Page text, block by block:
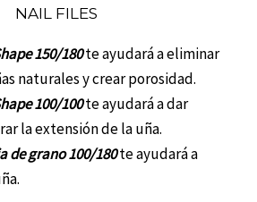
NAIL FILES
150/180te ayudará a eliminar
naturales y crear porosidad.
100/100te ayudará a dar
la extensión de la uña.
de grano 100/180te ayudará a